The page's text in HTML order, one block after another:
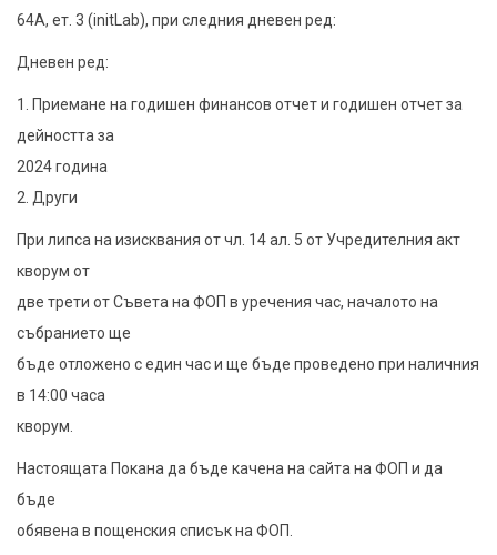
на
проекти“
64А, ет. 3 (initLab), при следния дневен ред:
Дневен ред:
1. Приемане на годишен финансов отчет и годишен отчет за
дейността за
2024 година
2. Други
При липса на изисквания от чл. 14 ал. 5 от Учредителния акт
кворум от
две трети от Съвета на ФОП в уречения час, началото на
събранието ще
бъде отложено с един час и ще бъде проведено при наличния
в 14:00 часа
кворум.
Настоящата Покана да бъде качена на сайта на ФОП и да
бъде
обявена в пощенския списък на ФОП.